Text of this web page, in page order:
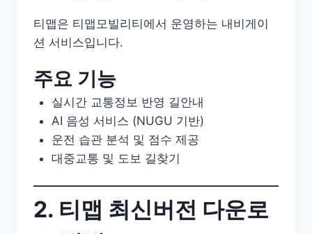
티맵은 티맵모빌리티에서 운영하는 내비게이
션 서비스입니다.
주요 기능
실시간 교통정보 반영 길안내
AI 음성 서비스 (NUGU 기반)
운전 습관 분석 및 점수 제공
대중교통 및 도보 길찾기
2. 티맵 최신버전 다운로